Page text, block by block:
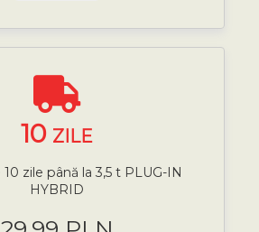
10 ZILE
zile până la 3,5 t PLUG-IN
HYBRID